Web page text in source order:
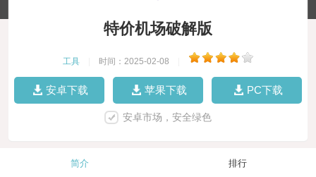
特价机场破解版
工具 时间：2025-02-08
安卓下载 苹果下载 PC下载
安卓市场，安全绿色
简介 排行